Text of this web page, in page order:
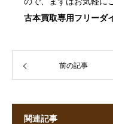
古本買取専用フリーダ
前の記事
関連記事